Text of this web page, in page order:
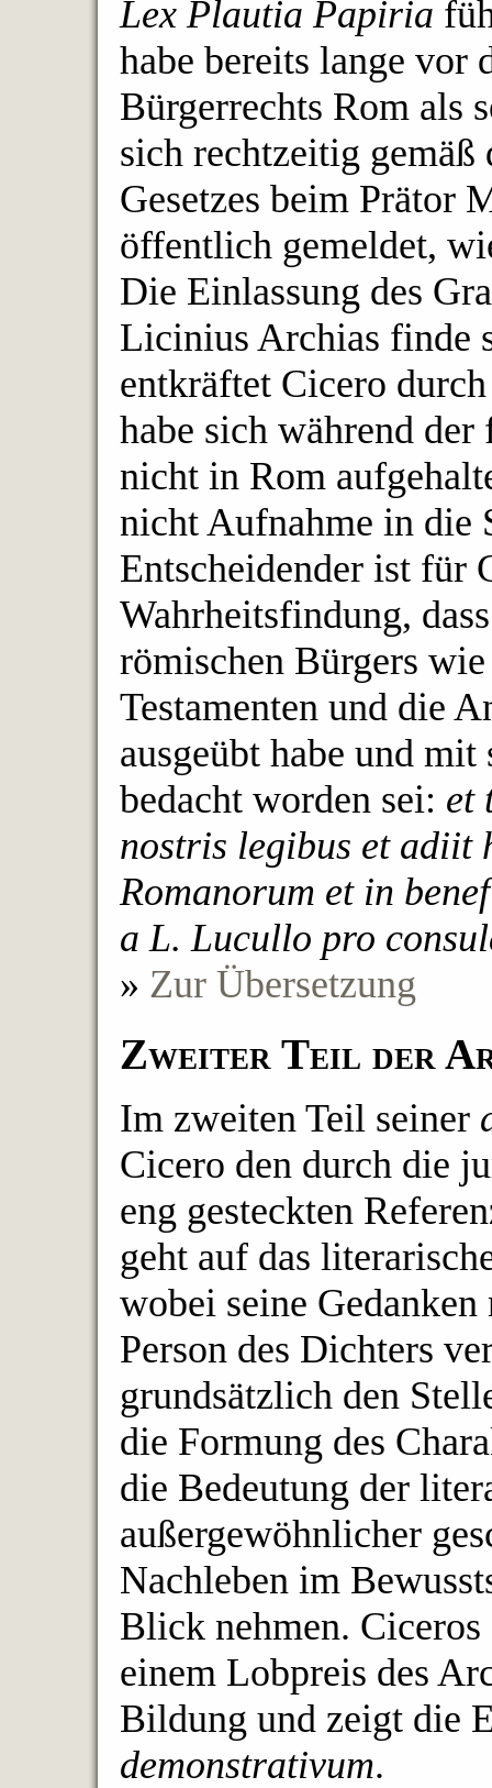
Lex Plautia Papiria
habe bereits lange vor
Bürgerrechts Rom als
sich rechtzeitig gemäß
Gesetzes beim Prätor
öffentlich gemeldet,
Die Einlassung des
Licinius Archias finde
entkräftet Cicero
habe sich während
nicht in Rom
nicht Aufnahme in die
Entscheidender ist für
Wahrheitsfindung,
römischen Bürgers
Testamenten und die
ausgeübt habe und
bedacht worden sei: et
nostris legibus et adiit
Romanorum et in
a L. Lucullo pro
» Zur Übersetzung
Zweiter Teil der
Im zweiten Teil seiner
Cicero den durch die
eng gesteckten
geht auf das
wobei seine
Person des Dichters
grundsätzlich den
die Formung des
die Bedeutung der
außergewöhnlicher
Nachleben im
Blick nehmen.
einem Lobpreis des
Bildung und zeigt die
demonstrativum.